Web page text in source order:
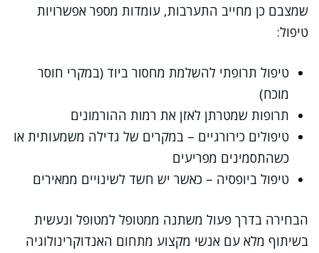
שמצבם כן מחייב התערבות, עומדות מספר אפשרויות
טיפול:
טיפול תרופתי להשלמת מחסור ביוד (במקרי חוסר
מוכח)
תרופות שמטרתן לאזן את רמות ההורמונים
טיפולים כירורגיים – במקרים של גדילה משמעותית או
כשהתסמינים מפריעים
טיפול ביופסיה – כאשר יש חשד לשינויים ממאירים
הבחירה בדרך פעול משתנה ממטופל למטופל ונעשית
בשיתוף מלא עם אנשי מקצוע מתחום האנדוקרינולוגיה